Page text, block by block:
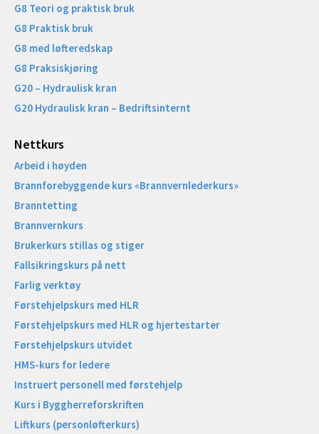
G8 Teori og praktisk bruk
G8 Praktisk bruk
G8 med løfteredskap
G8 Praksiskjøring
G20 – Hydraulisk kran
G20 Hydraulisk kran – Bedriftsinternt
Nettkurs
Arbeid i høyden
Brannforebyggende kurs «Brannvernlederkurs»
Branntetting
Brannvernkurs
Brukerkurs stillas og stiger
Fallsikringskurs på nett
Farlig verktøy
Førstehjelpskurs med HLR
Førstehjelpskurs med HLR og hjertestarter
Førstehjelpskurs utvidet
HMS-kurs for ledere
Instruert personell med førstehjelp
Kurs i Byggherreforskriften
Liftkurs (personløfterkurs)